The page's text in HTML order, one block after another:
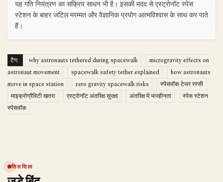
यह गति नियंत्रण का सक्रिय साधन भी है। इसकी मदद से एस्ट्रोनॉट स्पेस
स्टेशन के बाहर जटिल मरम्मत और वैज्ञानिक प्रयोग आत्मविश्वास के साथ कर पाते
हैं।
टैग: why astronauts tethered during spacewalk
microgravity effects on
astronaut movement
spacewalk safety tether explained
how astronauts
move in space station
zero gravity spacewalk risks
स्पेसवॉक टेथर रस्सी
माइक्रोग्रैविटी खतरा
एस्ट्रोनॉट अंतरिक्ष सुरक्षा अंतरिक्ष में भारहीनता
स्पेस स्टेशन
स्पेसवॉक
सिलसिला